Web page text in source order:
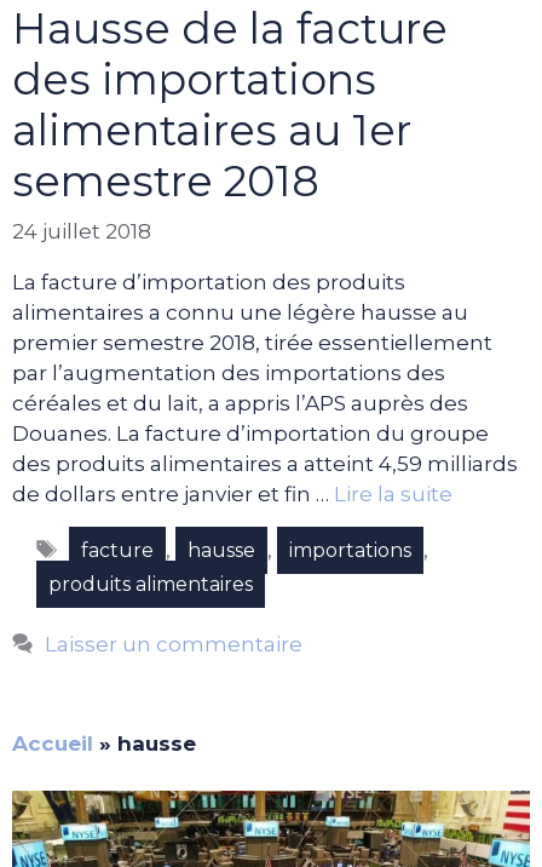
Hausse de la facture
des importations
alimentaires au 1er
semestre 2018
24 juillet 2018
La facture d’importation des produits
alimentaires a connu une légère hausse au
premier semestre 2018, tirée essentiellement
par l’augmentation des importations des
céréales et du lait, a appris l’APS auprès des
Douanes. La facture d’importation du groupe
des produits alimentaires a atteint 4,59 milliards
de dollars entre janvier et fin … Lire la suite
Étiquettes
facture , hausse , importations ,
produits alimentaires
Laisser un commentaire
Accueil » hausse